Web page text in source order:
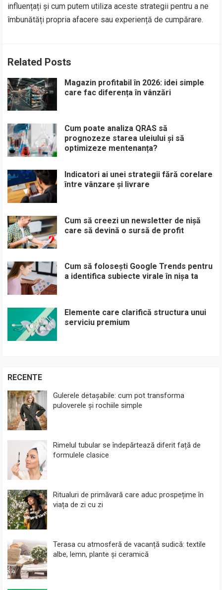
influențați și cum putem utiliza aceste strategii pentru a ne
îmbunătăți propria afacere sau experiență de cumpărare.
Related Posts
Magazin profitabil în 2026: idei simple
care fac diferența în vânzări
Cum poate analiza QRAS să
prognozeze starea uleiului și să
optimizeze mentenanța?
Indicatori ai unei strategii fără corelare
între vânzare și livrare
Cum să creezi un newsletter de nișă
care să devină o sursă de profit
Cum să folosești Google Trends pentru
a identifica subiecte virale în nișa ta
Elemente care clarifică structura unui
serviciu premium
RECENTE
Gulerele detașabile: cum pot transforma
puloverele și rochiile simple
Rimelul tubular se îndepărtează diferit față de
formulele clasice
Ritualuri de primăvară care aduc prospețime în
viața de zi cu zi
Terasa cu atmosferă de vacanță sudică: textile
albe, lemn, plante și ceramică